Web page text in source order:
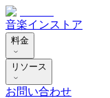
音楽インストア
料金
リソース
お問い合わせ